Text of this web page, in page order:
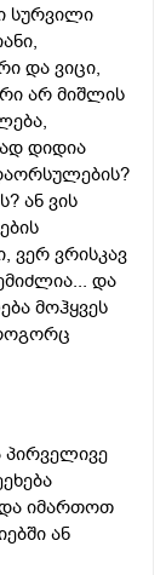
სურვილი
და ვიცი,
არ მიშლის
დიდია
ან ვის
ვერ ვრისკავ
და
მოჰყვეს
იმართოთ
ან